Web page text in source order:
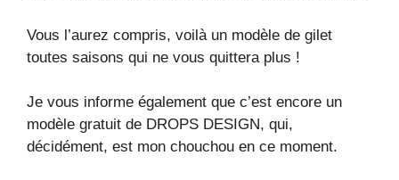
Vous l’aurez compris, voilà un modèle de gilet
toutes saisons qui ne vous quittera plus !
Je vous informe également que c’est encore un
modèle gratuit de DROPS DESIGN, qui,
décidément, est mon chouchou en ce moment.